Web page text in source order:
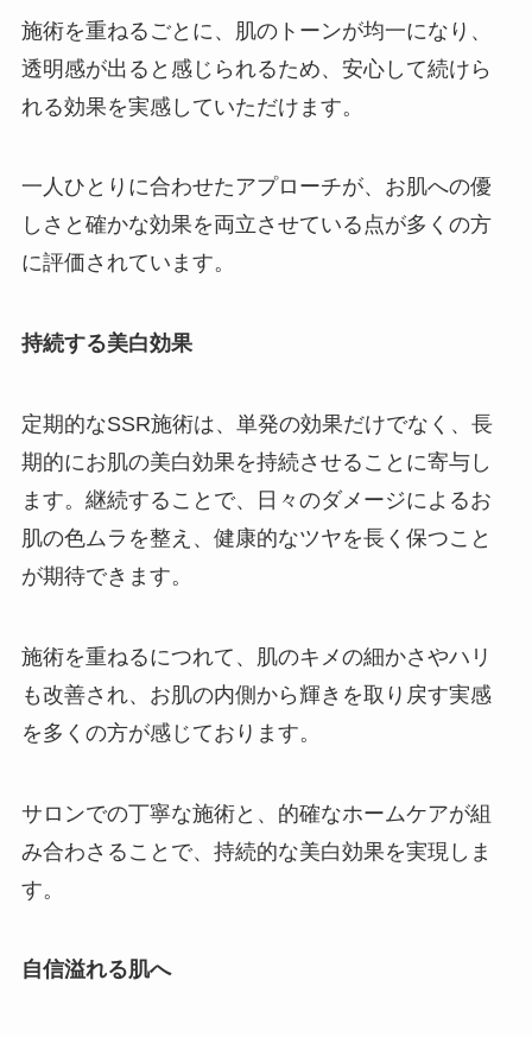
施術を重ねるごとに、肌のトーンが均一になり、
透明感が出ると感じられるため、安心して続けら
れる効果を実感していただけます。
一人ひとりに合わせたアプローチが、お肌への優
しさと確かな効果を両立させている点が多くの方
に評価されています。
持続する美白効果
定期的なSSR施術は、単発の効果だけでなく、長
期的にお肌の美白効果を持続させることに寄与し
ます。継続することで、日々のダメージによるお
肌の色ムラを整え、健康的なツヤを長く保つこと
が期待できます。
施術を重ねるにつれて、肌のキメの細かさやハリ
も改善され、お肌の内側から輝きを取り戻す実感
を多くの方が感じております。
サロンでの丁寧な施術と、的確なホームケアが組
み合わさることで、持続的な美白効果を実現しま
す。
自信溢れる肌へ